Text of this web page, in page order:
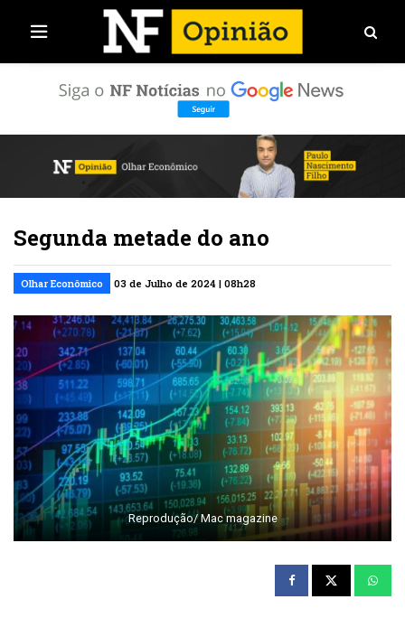
Segunda metade do ano
Olhar Econômico 03 de Julho de 2024 | 08h28
Reprodução/ Mac magazine